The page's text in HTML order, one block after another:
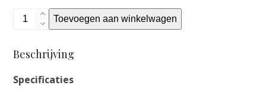
Dopper
Insulated
pink
aantal
Toevoegen aan winkelwagen
Beschrijving
Specificaties